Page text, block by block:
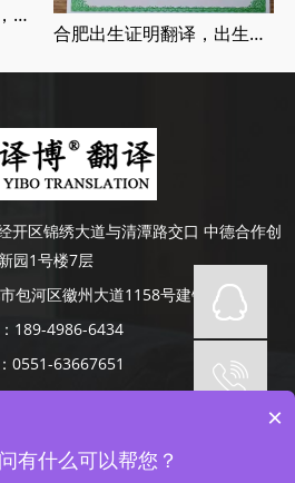
什么是权威的翻译公司，正规翻译公司介绍
合肥出生证明翻译，出生证明翻译认证流程
开区锦绣大道与清潭路交口 中德合作创
新园1号楼7层
包河区徽州大道1158号建银大厦4楼
189-4986-6434
0551-63667651
译博翻译咨询服务有限公司 版权所有
、阜阳、六安、淮南、安庆等地口译项
×
有什么可以帮您？